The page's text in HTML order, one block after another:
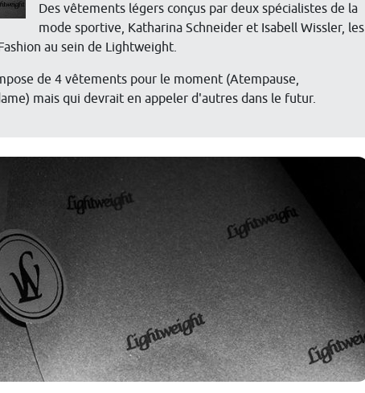
Des vêtements légers conçus par deux spécialistes de la
mode sportive, Katharina Schneider et Isabell Wissler, les
au sein de Lightweight.
de 4 vêtements pour le moment (Atempause,
mais qui devrait en appeler d'autres dans le futur.